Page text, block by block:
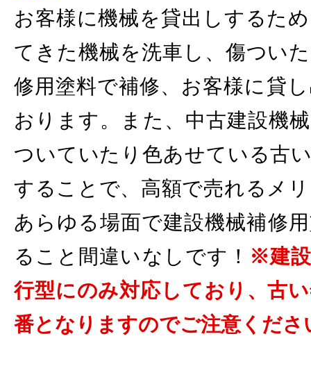
お客様に機械を貸出しするた
てきた機械を洗車し、傷つい
修用塗料で補修、お客様に貸
おります。また、中古建設機
ついていたり色あせている古
することで、高額で売れるメ
あらゆる場面で建設機械補修
ること間違いなしです！ ※建
行型にのみ対応しており、古
番となりますのでご注意くださ